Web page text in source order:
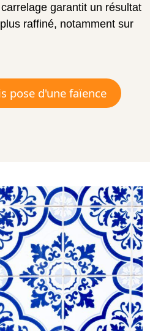
garantit un résultat
raffiné, notamment sur
pose d'une faïence